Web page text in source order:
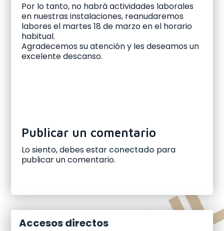
Por lo tanto, no habrá actividades laborales
en nuestras instalaciones, reanudaremos
labores el martes 18 de marzo en el horario
habitual.
Agradecemos su atención y les deseamos un
excelente descanso.
Publicar un comentario
Lo siento, debes estar conectado para
publicar un comentario.
Accesos directos